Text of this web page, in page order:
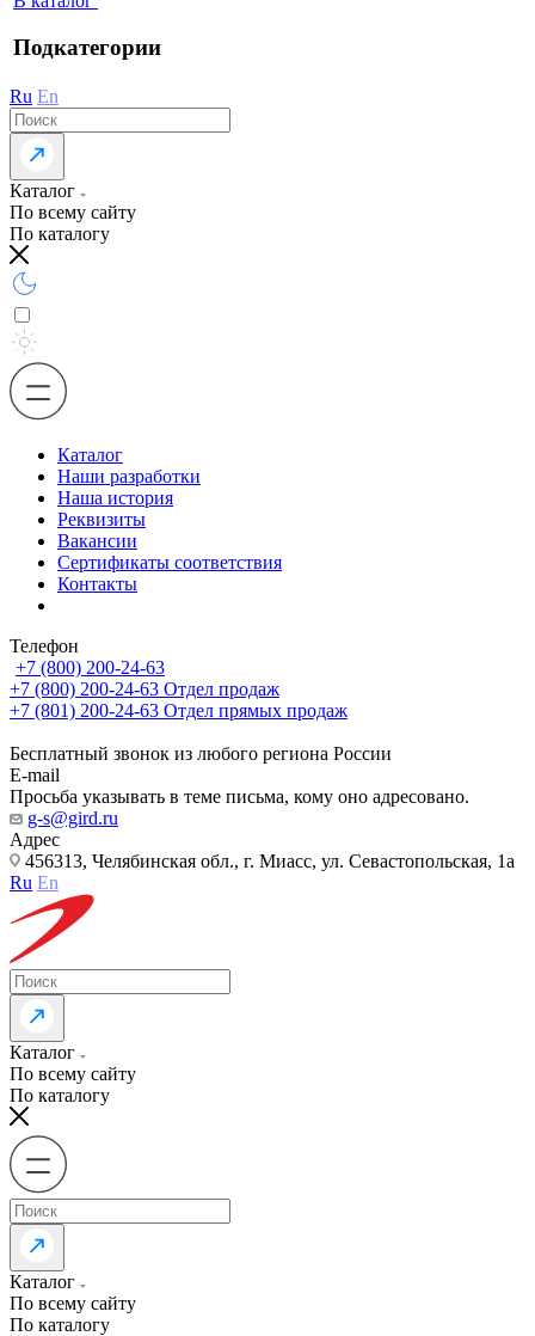
Подкатегории
Ru En
Каталог
По всему сайту
По каталогу
Каталог
Наши разработки
Наша история
Реквизиты
Вакансии
Сертификаты соответствия
Контакты
Телефон
+7 (800) 200-24-63
+7 (800) 200-24-63 Отдел продаж
+7 (801) 200-24-63 Отдел прямых продаж
Бесплатный звонок из любого региона России
E-mail
Просьба указывать в теме письма, кому оно адресовано.
g-s@gird.ru
Адрес
456313, Челябинская обл., г. Миасс, ул. Севастопольская, 1а
Ru En
Каталог
По всему сайту
По каталогу
Каталог
По всему сайту
По каталогу